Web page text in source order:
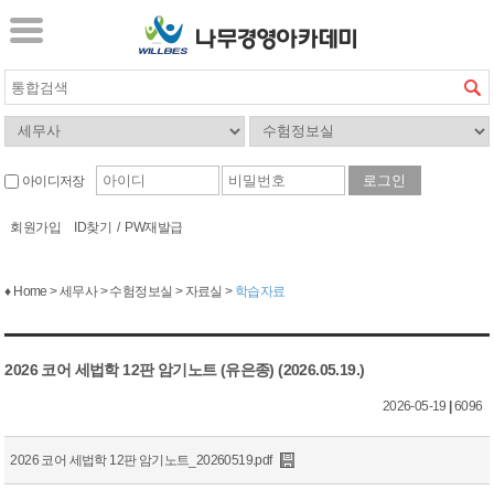
아이디저장
회원가입 ID찾기 / PW재발급
♦ Home > 세무사 > 수험정보실 > 자료실 > 학습자료
2026 코어 세법학 12판 암기노트 (유은종) (2026.05.19.)
2026-05-19 |6096
2026 코어 세법학 12판 암기노트_20260519.pdf